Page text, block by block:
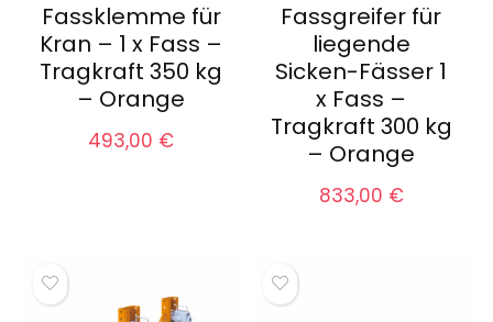
Fassklemme für
Kran – 1 x Fass –
Tragkraft 350 kg
– Orange
493,00 €
Fassgreifer für
liegende
Sicken-Fässer 1
x Fass –
Tragkraft 300 kg
– Orange
833,00 €